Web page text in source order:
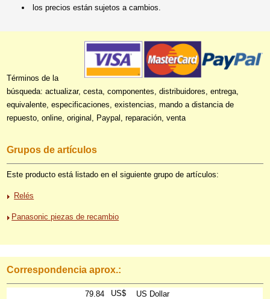
los precios están sujetos a cambios.
Términos de la
búsqueda: actualizar, cesta, componentes, distribuidores, entrega,
equivalente, especificaciones, existencias, mando a distancia de
repuesto, online, original, Paypal, reparación, venta
Grupos de artículos
Este producto está listado en el siguiente grupo de artículos:
Relés
Panasonic piezas de recambio
Correspondencia aprox.:
79.84 US$
US Dollar